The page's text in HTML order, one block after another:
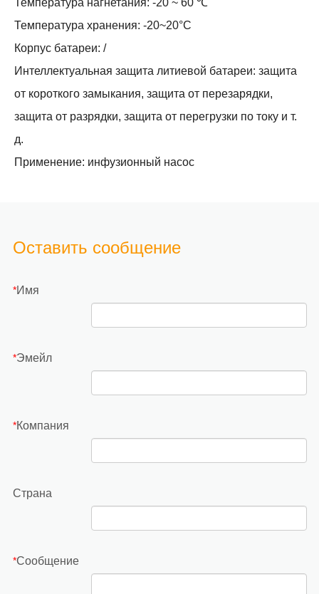
Температура нагнетания: -20 ~ 60 ℃
Температура хранения: -20~20°С
Корпус батареи: /
Интеллектуальная защита литиевой батареи: защита
от короткого замыкания, защита от перезарядки,
защита от разрядки, защита от перегрузки по току и т.
д.
Применение: инфузионный насос
Оставить сообщение
*Имя
*Эмейл
*Компания
Страна
*Сообщение